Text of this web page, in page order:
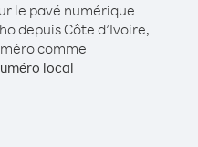
le pavé numérique
depuis Côte d’Ivoire,
comme
local